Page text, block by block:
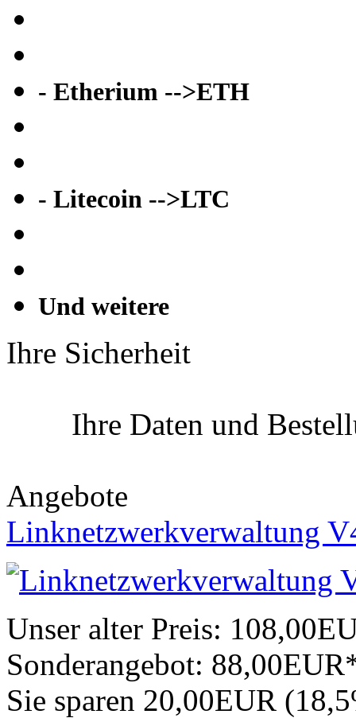
- Etherium -->ETH
- Litecoin -->LTC
Und weitere
Ihre Sicherheit
Ihre Daten und
Angebote
Linknetzwerkverwaltung
Unser alter Preis:
Sonderangebot:
Sie sparen 20,00EUR